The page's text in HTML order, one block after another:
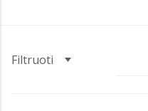
Filtruoti